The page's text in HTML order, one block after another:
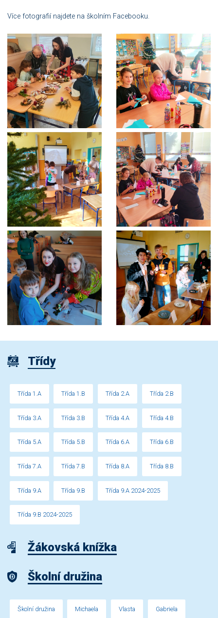
Více fotografií najdete na školním Facebooku.
Třídy
Třída 1.A Třída 1.B Třída 2.A Třída 2.B
Třída 3.A Třída 3.B Třída 4.A Třída 4.B
Třída 5.A Třída 5.B Třída 6.A Třída 6.B
Třída 7.A Třída 7.B Třída 8.A Třída 8.B
Třída 9.A Třída 9.B Třída 9.A 2024-2025
Třída 9.B 2024-2025
Žákovská knížka
Školní družina
Školní družina Michaela Vlasta Gabriela